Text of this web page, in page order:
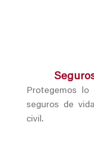
Protegemos
seguros de
civil.